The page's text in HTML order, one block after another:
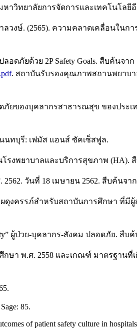
วิทยาลัยการจัดการและเทคโนโลยีอีส
วงษ์. (2565). ความคลาดเคลื่อนใ
ดภัยด้วย 2P Safety Goals. สืบค้นจาก
. สถาบันรับรองคุณภาพสถานพยาบา
งบุคลากรสาธารณสุข ของประเทศไ
นทบุรี: เฟมัส แอนส์ ซัคเซ็สฟูล.
รงพยาบาลและบริการสุขภาพ (HA).
วันที่ 18 เมษายน 2562. สืบค้นจาก
ดุงครรภ์สำหรับสถาบันการศึกษา ที่
ผู้ป่วย-บุคลากร-สังคม ปลอดภัย. สืบ
า พ.ศ. 2558 และเกณฑ์ มาตรฐาน
85.
of patient safety culture in